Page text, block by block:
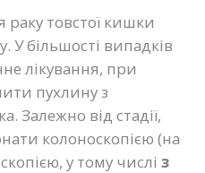
раку товстої кишки
У більшості випадків
лікування, при
пухлину з
Залежно від стадії,
колоноскопією (на
у тому числіз